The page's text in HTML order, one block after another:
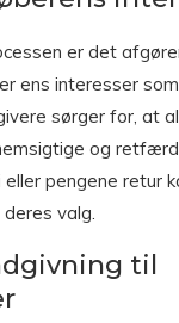
er det
ens interesser
sørger for, at
og
pengene retur
valg.
til